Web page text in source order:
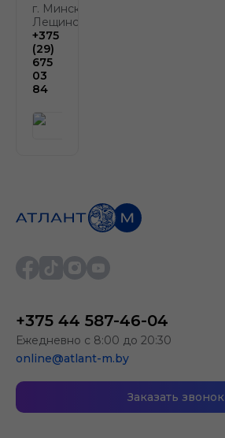
г. Минск, ул.
Лещинского, 4
+375
(29)
675
03
84
+375 44 587-46-04
Ежедневно с 8:00 до 20:30
online@atlant-m.by
Заказать звонок